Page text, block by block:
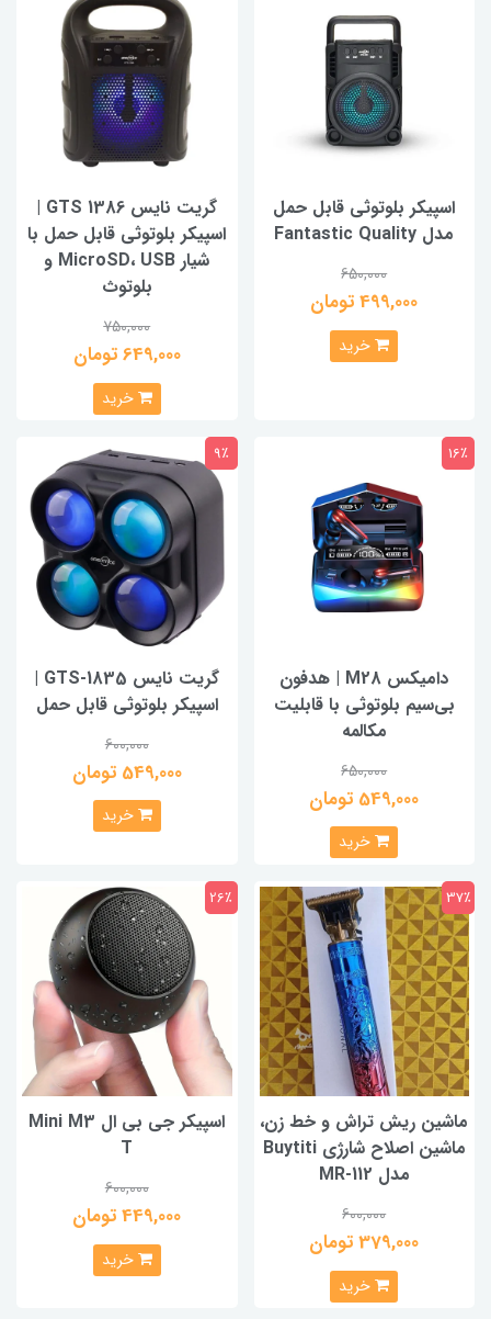
اسپیکر بلوتوثی قابل حمل
مدل Fantastic Quality
650,000
499,000 تومان
خرید
گریت نایس GTS 1386 |
اسپیکر بلوتوثی قابل حمل با
شیار MicroSD، USB و
بلوتوث
750,000
649,000 تومان
خرید
دامیکس M28 | هدفون
بی‌سیم بلوتوثی با قابلیت
مکالمه
650,000
549,000 تومان
16٪
خرید
گریت نایس GTS-1835 |
اسپیکر بلوتوثی قابل حمل
600,000
549,000 تومان
9٪
خرید
ماشین ریش تراش و خط زن،
ماشین اصلاح شارژی Buytiti
مدل MR-112
600,000
379,000 تومان
37٪
خرید
اسپیکر جی بی ال Mini M3
T
600,000
449,000 تومان
26٪
خرید